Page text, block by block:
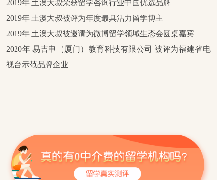
2019年 土澳大叔荣获留学咨询行业中国优选品牌
2019年 土澳大叔被评为年度最具活力留学博主
2019年 土澳大叔被邀请为微博留学领域生态会圆桌嘉宾
2020年 易吉申（厦门）教育科技有限公司 被评为福建省电
视台示范品牌企业